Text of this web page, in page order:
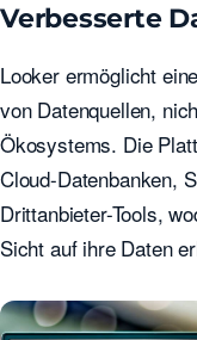
Verbesserte
Looker ermöglicht
von Datenquellen,
Ökosystems. Die
Cloud-Datenbanken,
Drittanbieter-Tools,
Sicht auf ihre Daten